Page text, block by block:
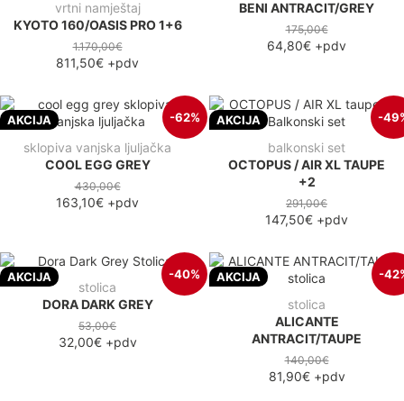
vrtni namještaj
KYOTO 160/OASIS PRO 1+6
1.170,00€
811,50€ +pdv
BENI ANTRACIT/GREY
175,00€
64,80€ +pdv
AKCIJA -62%
sklopiva vanjska ljuljačka
COOL EGG GREY
430,00€
163,10€ +pdv
AKCIJA -
balkonski set
OCTOPUS / AIR XL TAUPE
+2
291,00€
147,50€ +pdv
AKCIJA -40%
stolica
DORA DARK GREY
53,00€
32,00€+pdv
AKCIJA -
stolica
ALICANTE
ANTRACIT/TAUPE
140,00€
81,90€+pdv